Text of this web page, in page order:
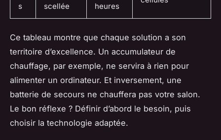
s
scellée
heures
Ce tableau montre que chaque solution a son
territoire d’excellence. Un accumulateur de
chauffage, par exemple, ne servira à rien pour
alimenter un ordinateur. Et inversement, une
batterie de secours ne chauffera pas votre salon.
Le bon réflexe ? Définir d’abord le besoin, puis
choisir la technologie adaptée.